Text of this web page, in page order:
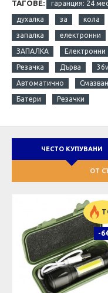
ТАГОВЕ: гаранция: 24
духалка за кола
запалка електронни
ЗАПАЛКА Електронни
Резачка Дърва 36v
Автоматично
Батери Резачки
ЧЕСТО КУПУВАНИ
ОТ
-